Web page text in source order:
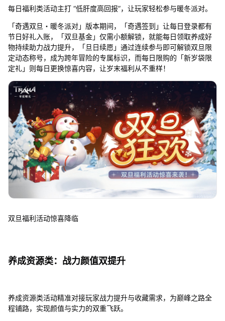
每日福利类活动主打 “低肝度高回报”，让玩家轻松参与暖冬派对。
「奇遇双旦・暖冬派对」版本期间，「奇遇签到」让每日登录都有
节日好礼入账，「双旦基金」仅需小额解锁，就能每日领取养成好
物持续助力战力提升，「旦日续愿」通过连续参与即可解锁双旦限
定动态称号，成为跨年冒险的专属标识，而每日限购的「新岁袋限
定礼」则每日更换惊喜内容，让岁末福利从不重样！
双旦福利活动惊喜降临
养成资源类：战力颜值双提升
养成资源类活动精准对接玩家战力提升与收藏需求，为巅峰之路全
程铺路，实现颜值与实力的双重飞跃。